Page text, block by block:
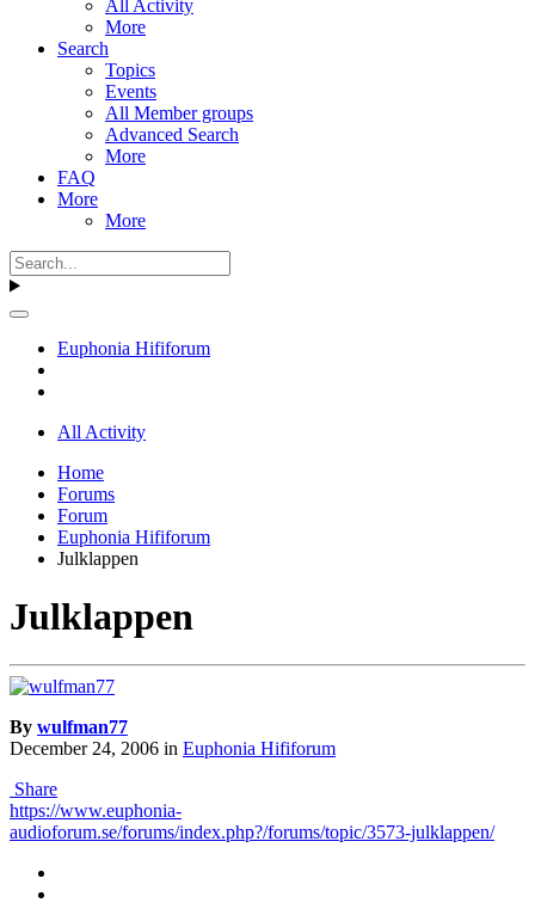
All Activity
More
Search
Topics
Events
All Member groups
Advanced Search
More
FAQ
More
More
Euphonia Hififorum
All Activity
Home
Forums
Forum
Euphonia Hififorum
Julklappen
Julklappen
By wulfman77
December 24, 2006 in Euphonia Hififorum
Share
https://www.euphonia-
audioforum.se/forums/index.php?/forums/topic/3573-julklappen/